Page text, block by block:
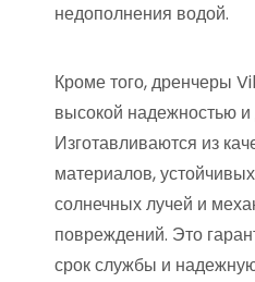
недополнения водой.
Кроме того, дренчеры
высокой надежностью и
Изготавливаются из
материалов,
солнечных лучей и
повреждений. Это
срок службы и